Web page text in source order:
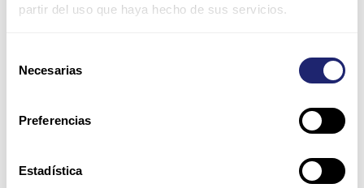
partir del uso que haya hecho de sus servicios.
Necesarias
Preferencias
Estadística
Email*
Website
Save my name, email, and website in this browser for